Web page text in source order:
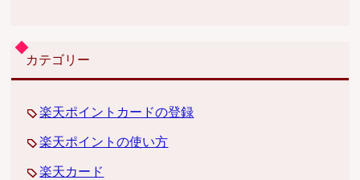
カテゴリー
楽天ポイントカードの登録
楽天ポイントの使い方
楽天カード